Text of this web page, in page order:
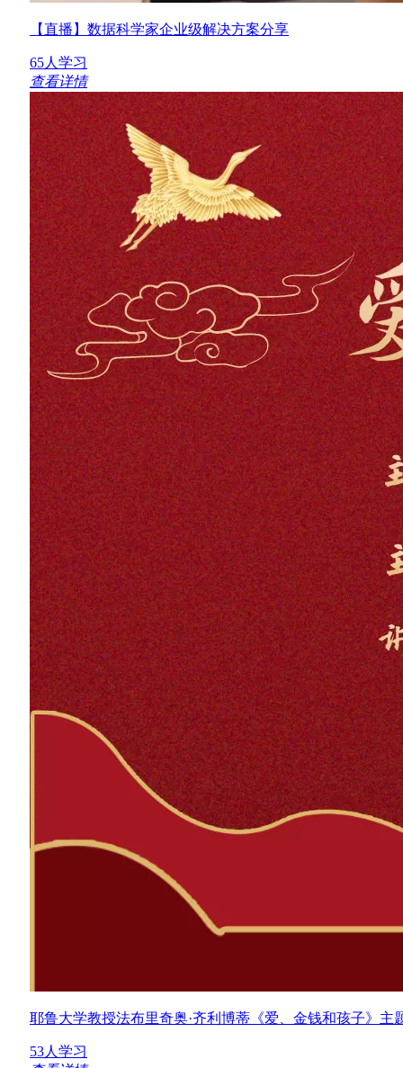
【直播】数据科学家企业级解决方案分享
65人学习
查看详情
耶鲁大学教授法布里奇奥·齐利博蒂《爱、金钱和孩子》主
53人学习